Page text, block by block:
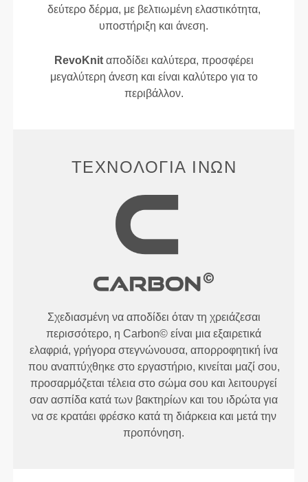
δεύτερο δέρμα, με βελτιωμένη ελαστικότητα,
υποστήριξη και άνεση.
RevoKnitαποδίδει καλύτερα, προσφέρει
μεγαλύτερη άνεση και είναι καλύτερο για το
περιβάλλον.
ΤΕΧΝΟΛΟΓΊΑ ΙΝΏΝ
Σχεδιασμένη να αποδίδει όταν τη χρειάζεσαι
περισσότερο, η Carbon© είναι μια εξαιρετικά
ελαφριά, γρήγορα στεγνώνουσα, απορροφητική ίνα
που αναπτύχθηκε στο εργαστήριο, κινείται μαζί σου,
προσαρμόζεται τέλεια στο σώμα σου και λειτουργεί
σαν ασπίδα κατά των βακτηρίων και του ιδρώτα για
να σε κρατάει φρέσκο κατά τη διάρκεια και μετά την
προπόνηση.